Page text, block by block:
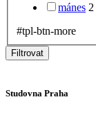
mánes 2
#tpl-btn-more
Filtrovat
Studovna Praha